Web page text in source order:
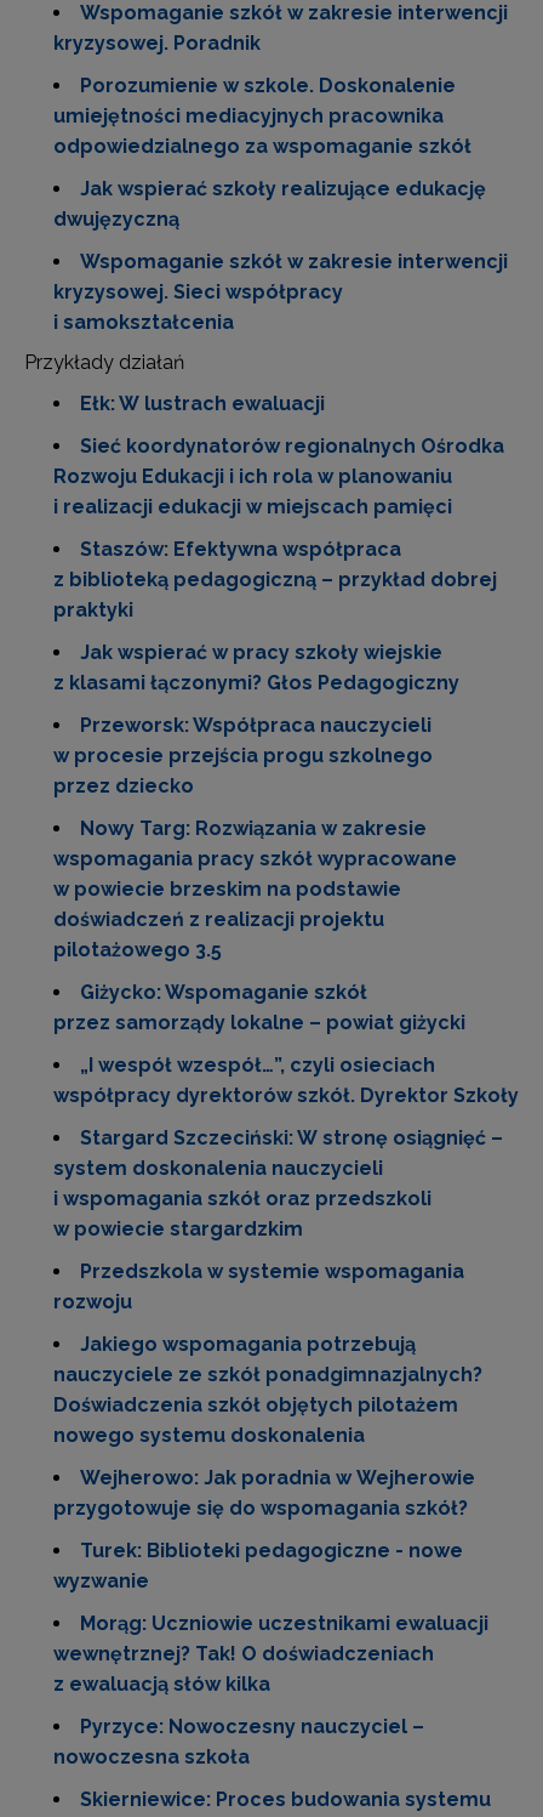
Wspomaganie szkół w zakresie interwencji
kryzysowej. Poradnik
Porozumienie w szkole. Doskonalenie
umiejętności mediacyjnych pracownika
odpowiedzialnego za wspomaganie szkół
Jak wspierać szkoły realizujące edukację
dwujęzyczną
Wspomaganie szkół w zakresie interwencji
kryzysowej. Sieci współpracy
i samokształcenia
Przykłady działań
Ełk: W lustrach ewaluacji
Sieć koordynatorów regionalnych Ośrodka
Rozwoju Edukacji i ich rola w planowaniu
i realizacji edukacji w miejscach pamięci
Staszów: Efektywna współpraca
z biblioteką pedagogiczną – przykład dobrej
praktyki
Jak wspierać w pracy szkoły wiejskie
z klasami łączonymi? Głos Pedagogiczny
Przeworsk: Współpraca nauczycieli
w procesie przejścia progu szkolnego
przez dziecko
Nowy Targ: Rozwiązania w zakresie
wspomagania pracy szkół wypracowane
w powiecie brzeskim na podstawie
doświadczeń z realizacji projektu
pilotażowego 3.5
Giżycko: Wspomaganie szkół
przez samorządy lokalne – powiat giżycki
„I wespół wzespół…”, czyli osieciach
współpracy dyrektorów szkół. Dyrektor Szkoły
Stargard Szczeciński: W stronę osiągnięć –
system doskonalenia nauczycieli
i wspomagania szkół oraz przedszkoli
w powiecie stargardzkim
Przedszkola w systemie wspomagania
rozwoju
Jakiego wspomagania potrzebują
nauczyciele ze szkół ponadgimnazjalnych?
Doświadczenia szkół objętych pilotażem
nowego systemu doskonalenia
Wejherowo: Jak poradnia w Wejherowie
przygotowuje się do wspomagania szkół?
Turek: Biblioteki pedagogiczne - nowe
wyzwanie
Morąg: Uczniowie uczestnikami ewaluacji
wewnętrznej? Tak! O doświadczeniach
z ewaluacją słów kilka
Pyrzyce: Nowoczesny nauczyciel –
nowoczesna szkoła
Skierniewice: Proces budowania systemu